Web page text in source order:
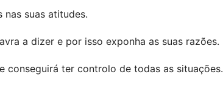
nas suas atitudes.
a dizer e por isso exponha as suas razões.
conseguirá ter controlo de todas as situações.